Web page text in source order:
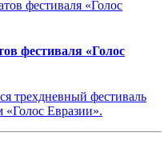
фестиваля «Голос
трехдневный фестиваль
Евразии».